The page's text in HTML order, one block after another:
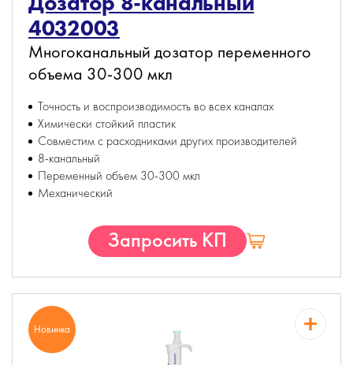
4032003
Многоканальный дозатор переменного
объема 30-300 мкл
Точность и воспроизводимость во всех каналах
Химически стойкий пластик
Совместим с расходниками других производителей
8-канальный
Переменный объем 30-300 мкл
Механический
Запросить КП
Новинка